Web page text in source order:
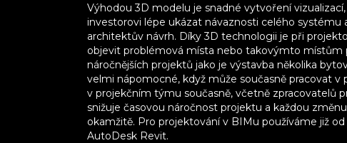
Výhodou 3D modelu je snadné vytvoření
investorovi lépe ukázat návaznosti celého systému
architektův návrh. Díky 3D technologii je při
objevit problémová místa nebo takovýmto místům
náročnějších projektů jako je výstavba několika
velmi nápomocné, když může současně pracovat v
v projekčním týmu současně, včetně zpracovatelů
snižuje časovou náročnost projektu a každou
okamžitě. Pro projektování v BIMu používáme již
AutoDesk Revit.